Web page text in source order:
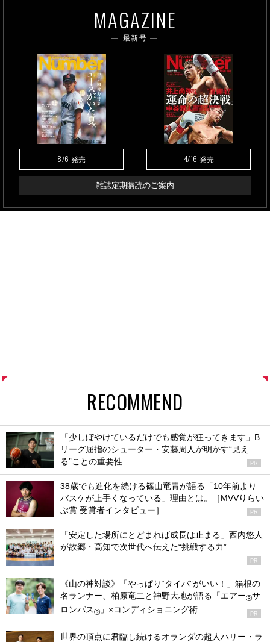
MAGAZINE
最新号
8/6 発売 4/16 発売
雑誌定期購読のご案内
RECOMMEND
「少しぼやけているだけでも感覚が狂ってきます」B
リーグ屈指のシューター・安藤周人が明かす“見え
る”ことの重要性
PR
38歳でも進化を続ける篠山竜青が語る「10年前より
バスケが上手くなっている」理由とは。［MVVりらい
ぶ賞 受賞者インタビュー］
PR
「安定した場所にとどまれば成長は止まる」西内悠人
が故郷・高知で次世代へ伝えた“挑戦する力”
PR
《山の神対談》「やっぱり“タイパ”がいい！」箱根の
名ランナー、柏原竜二と神野大地が語る「エアー®サ
ロンパス® 」×コンディショニング術 PR
世界の頂点に君臨し続けるオランダの超人ハリー・ラ